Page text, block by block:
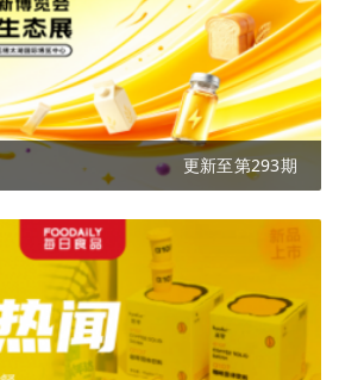
更新至第293期